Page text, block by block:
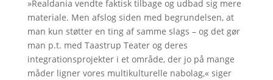
»Realdania vendte faktisk tilbage og udbad sig mere
materiale. Men afslog siden med begrundelsen, at
man kun støtter en ting af samme slags – og det gør
man p.t. med Taastrup Teater og deres
integrationsprojekter i et område, der jo på mange
måder ligner vores multikulturelle nabolag,« siger